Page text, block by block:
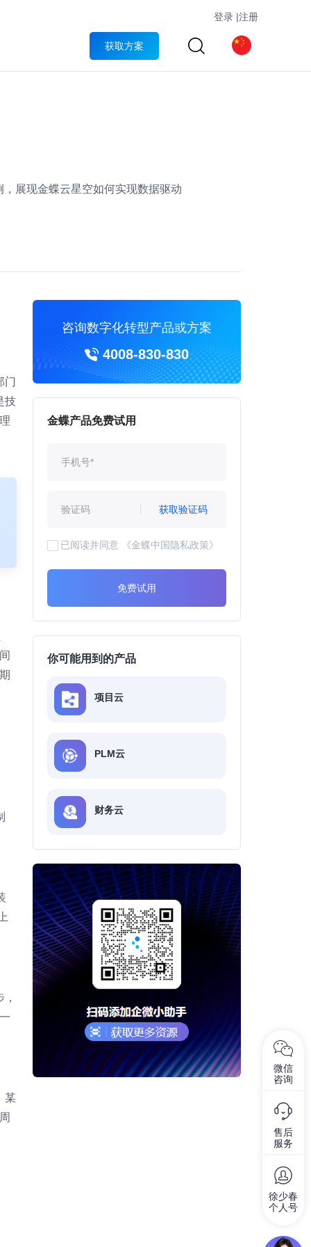
登录 |注册
获取方案
展现金蝶云星空如何实现数据驱动
门
技
某
咨询数字化转型产品或方案
4008-830-830
金蝶产品免费试用
获取验证码
已阅读并同意 《金蝶中国隐私政策》
免费试用
你可能用到的产品
项目云
PLM云
财务云
微信
咨询
售后
服务
徐少春
个人号